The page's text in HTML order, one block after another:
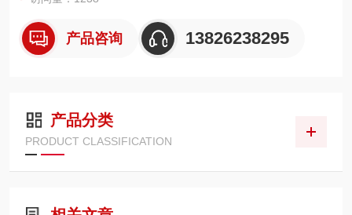
产品咨询 13826238295
产品分类
PRODUCT CLASSIFICATION